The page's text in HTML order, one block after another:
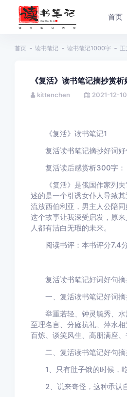
首页
首页 读书笔记 读书笔记1000字 正
《复活》读书笔记摘抄赏
kittenchen 2021-12-
《复活》读书笔记1
复活读书笔记摘抄好词好
复活读后感赏析300字：
《复活》是俄国作家列夫?
述的是一个引诱女仆人导致
流放西伯利亚，男主人公陪
这个故事让我深受启发，原
人都有洁白无瑕的未来。
阅读书评：本书评分7.4分
复活读书笔记好词好句摘
一、复活读书笔记好词摘
举重若轻、钟灵毓秀、水
至理名言、分庭抗礼、萍水
百炼、谈笑风生、高朋满座
二、复活读书笔记好句摘
1、只有肚子饿的时候，吃
2、说来奇怪，这种承认自